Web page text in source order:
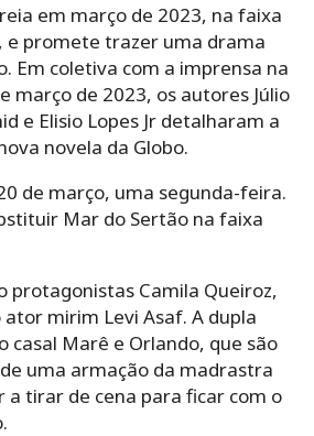
em março de 2023, na faixa
e promete trazer uma drama
Em coletiva com a imprensa na
março de 2023, os autores Júlio
e Elisio Lopes Jr detalharam a
novela da Globo.
de março, uma segunda-feira.
Mar do Sertão na faixa
protagonistas Camila Queiroz,
ator mirim Levi Asaf. A dupla
Marê e Orlando, que são
uma armação da madrastra
a tirar de cena para ficar com o